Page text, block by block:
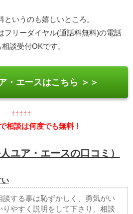
いうのも嬉しいところ。
フリーダイヤル(通話料無料)の電話
談受付OKです。
・エースはこちら ＞＞
↑↑↑↑↑
相談は何度でも無料！
ユア・エースの口コミ）
い
する事は恥ずかしく、勇気がい
りやすく説明をして下さり、相談